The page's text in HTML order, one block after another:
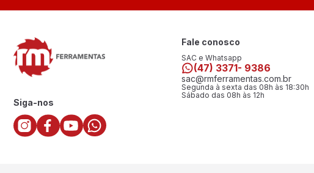
Siga-nos
Fale conosco
SAC e Whatsapp
(47) 3371- 9386
sac@rmferramentas.com.br
Segunda à sexta das 08h às 18:30h
Sábado das 08h às 12h